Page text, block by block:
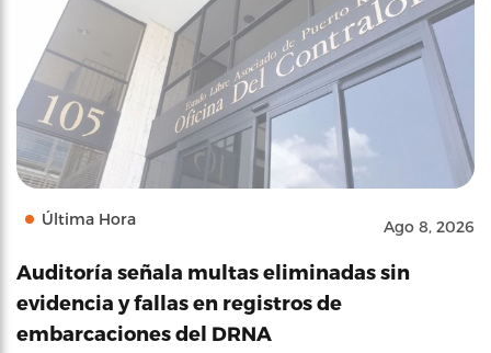
Última Hora Ago 8, 2026
Auditoría señala multas eliminadas sin
evidencia y fallas en registros de
embarcaciones del DRNA